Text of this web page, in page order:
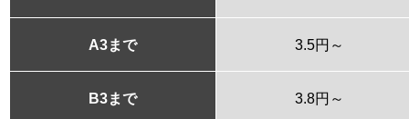
A3まで 3.5円～
B3まで 3.8円～